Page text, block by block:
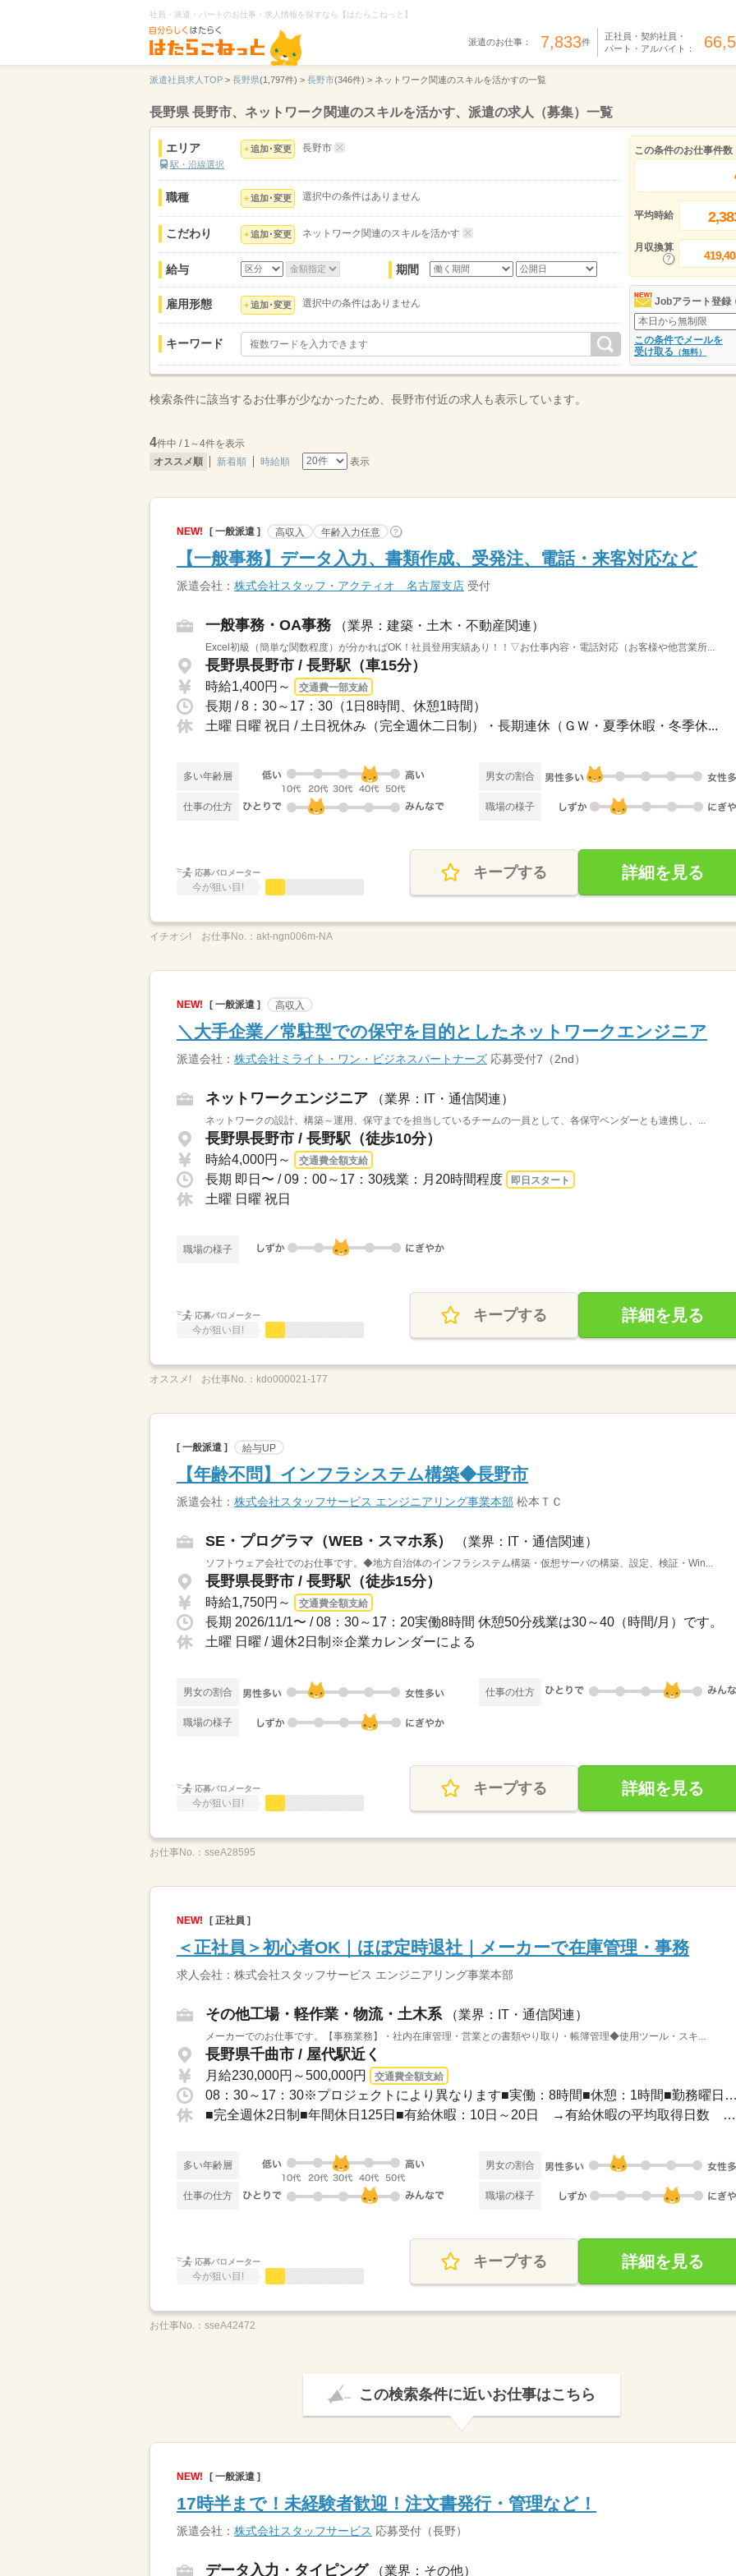
社員・派遣・パートのお仕事・求人情報を探すなら【はたらこねっと】
派遣のお仕事： 7,833件
正社員・契約社員・
パート・アルバイト：
派遣社員求人TOP > 長野県(1,797件) > 長野市(346件) > ネットワーク関連のスキルを活かすの一覧
長野県 長野市、ネットワーク関連のスキルを活かす、派遣の求人（募集）一覧
エリア
駅・沿線選択
追加･変更 長野市
職種 追加･変更 選択中の条件はありません
こだわり 追加･変更 ネットワーク関連のスキルを活かす
給与 期間
雇用形態 追加･変更 選択中の条件はありません
キーワード
この条件のお仕事件数
平均時給
月収換算
Jobアラート登録
この条件でメールを
受け取る （無料）
検索条件に該当するお仕事が少なかったため、長野市付近の求人も表示しています。
4件中 / 1～4件を表示
オススメ順
新着順 時給順 表示
NEW! [ 一般派遣 ] 高収入 年齢入力任意 ?
【一般事務】データ入力、書類作成、受発注、電話・来客対応など
派遣会社： 株式会社スタッフ・アクティオ 名古屋支店 受付
一般事務・OA事務 （業界：建築・土木・不動産関連）
Excel初級（簡単な関数程度）が分かればOK！社員登用実績あり！！▽お仕事内容・電話対応（お客様や他営業所...
長野県長野市 / 長野駅（車15分）
時給1,400円～ 交通費一部支給
長期 / 8：30～17：30（1日8時間、休憩1時間）
土曜 日曜 祝日 / 土日祝休み（完全週休二日制）・長期連休（ＧＷ・夏季休暇・冬季休...
多い年齢層 男女の割合
仕事の仕方 職場の様子
応募バロメーター
今が狙い目!
キープする 詳細を見る
イチオシ! お仕事No.： akt-ngn006m-NA
NEW! [ 一般派遣 ] 高収入
＼大手企業／常駐型での保守を目的としたネットワークエンジニア
派遣会社： 株式会社ミライト・ワン・ビジネスパートナーズ 応募受付7（2nd）
ネットワークエンジニア （業界：IT・通信関連）
ネットワークの設計、構築～運用、保守までを担当しているチームの一員として、各保守ベンダーとも連携し、...
長野県長野市 / 長野駅（徒歩10分）
時給4,000円～ 交通費全額支給
長期 即日〜 / 09：00～17：30残業：月20時間程度 即日スタート
土曜 日曜 祝日
職場の様子
応募バロメーター
今が狙い目!
キープする 詳細を見る
オススメ! お仕事No.： kdo000021-177
[ 一般派遣 ] 給与UP
【年齢不問】インフラシステム構築◆長野市
派遣会社： 株式会社スタッフサービス エンジニアリング事業本部 松本ＴＣ
SE・プログラマ（WEB・スマホ系） （業界：IT・通信関連）
ソフトウェア会社でのお仕事です。◆地方自治体のインフラシステム構築・仮想サーバの構築、設定、検証・Win...
長野県長野市 / 長野駅（徒歩15分）
時給1,750円～ 交通費全額支給
長期 2026/11/1〜 / 08：30～17：20実働8時間 休憩50分残業は30～40（時間/月）です。
土曜 日曜 / 週休2日制※企業カレンダーによる
男女の割合 仕事の仕方
職場の様子
応募バロメーター
今が狙い目!
キープする 詳細を見る
お仕事No.： sseA28595
NEW! [ 正社員 ]
＜正社員＞初心者OK｜ほぼ定時退社｜メーカーで在庫管理・事務
求人会社：株式会社スタッフサービス エンジニアリング事業本部
その他工場・軽作業・物流・土木系 （業界：IT・通信関連）
メーカーでのお仕事です。【事務業務】・社内在庫管理・営業との書類やり取り・帳簿管理◆使用ツール・スキ...
長野県千曲市 / 屋代駅近く
月給230,000円～500,000円 交通費全額支給
08：30～17：30※プロジェクトにより異なります■実働：8時間■休憩：1時間■勤務曜日：月...
■完全週休2日制■年間休日125日■有給休暇：10日～20日 →有給休暇の平均取得日数 ...
多い年齢層 男女の割合
仕事の仕方 職場の様子
応募バロメーター
今が狙い目!
キープする 詳細を見る
お仕事No.： sseA42472
この検索条件に近いお仕事はこちら
NEW! [ 一般派遣 ]
17時半まで！未経験者歓迎！注文書発行・管理など！
派遣会社： 株式会社スタッフサービス 応募受付（長野）
データ入力・タイピング （業界：その他）